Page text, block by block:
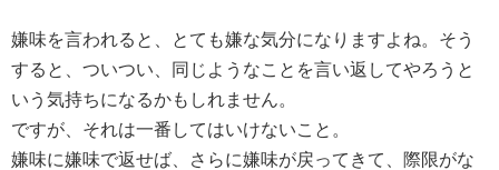
嫌味を言われると、とても嫌な気分になりますよね。そう
すると、ついつい、同じようなことを言い返してやろうと
いう気持ちになるかもしれません。
ですが、それは一番してはいけないこと。
嫌味に嫌味で返せば、さらに嫌味が戻ってきて、際限がな